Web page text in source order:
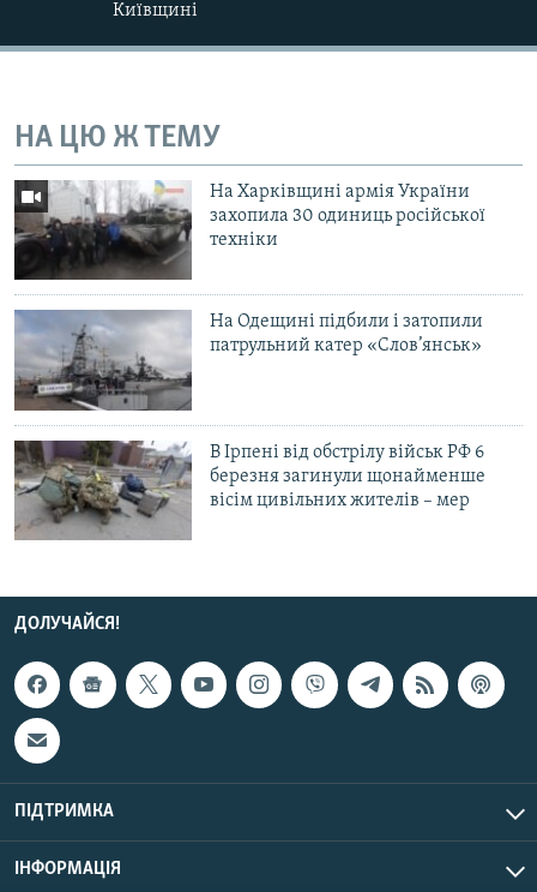
Київщині
НА ЦЮ Ж ТЕМУ
На Харківщині армія України
захопила 30 одиниць російської
техніки
На Одещині підбили і затопили
патрульний катер «Слов’янськ»
В Ірпені від обстрілу військ РФ 6
березня загинули щонайменше
вісім цивільних жителів – мер
ДОЛУЧАЙСЯ!
ПІДТРИМКА
ІНФОРМАЦІЯ